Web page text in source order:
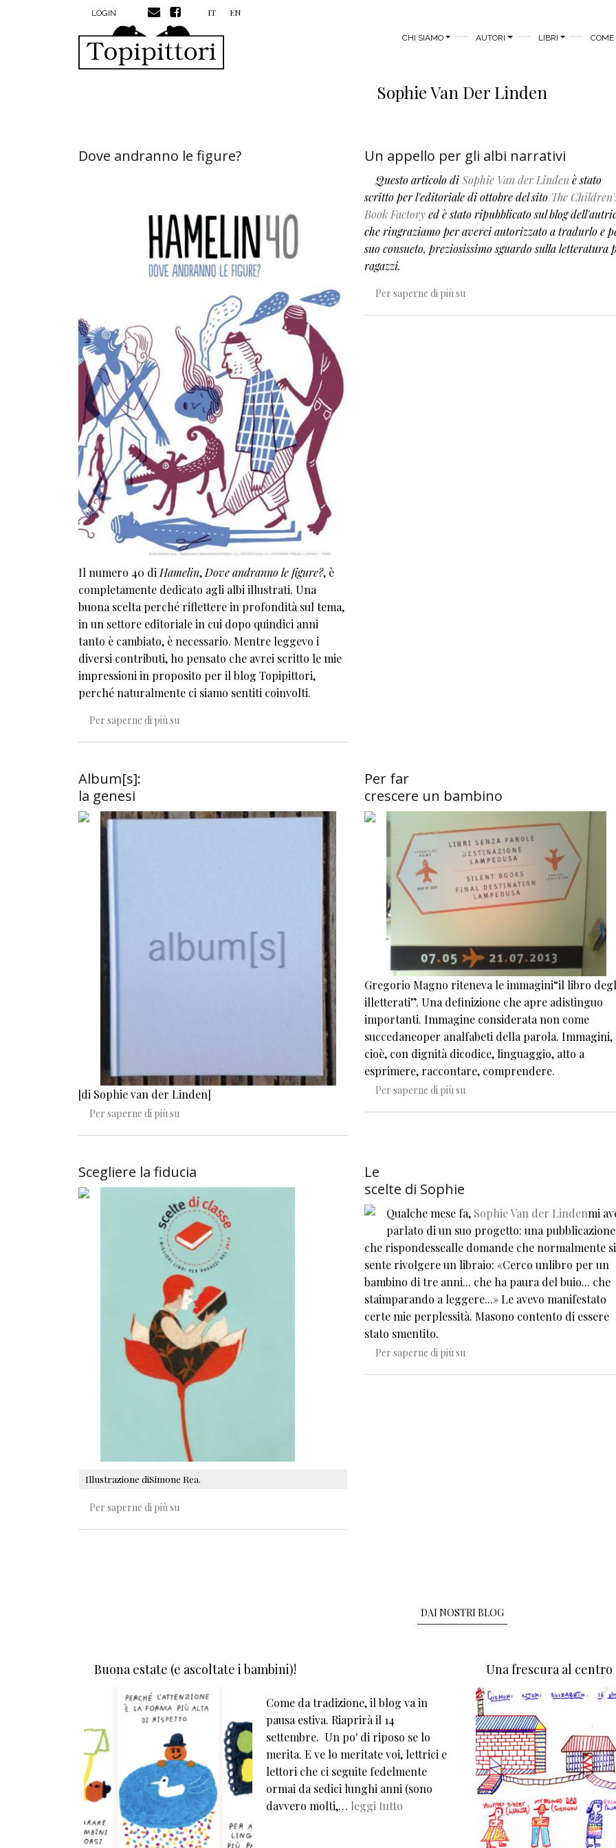
Salta al contenuto principale
MENU PROFILO UTENTE
LOGIN IT EN
MAIN MENU
CHI SIAMO AUTORI LIBRI COME
Sophie Van Der Linden
Dove andranno le figure?
Il numero 40 di Hamelin, Dove andranno le figure?, è
completamente dedicato agli albi illustrati. Una
buona scelta perché riflettere in profondità sul tema,
in un settore editoriale in cui dopo quindici anni
tanto è cambiato, è necessario. Mentre leggevo i
diversi contributi, ho pensato che avrei scritto le mie
impressioni in proposito per il blog Topipittori,
perché naturalmente ci siamo sentiti coinvolti.
Per saperne di più su
Un appello per gli albi narrativi
Questo articolo diSophie Van der Lindenè stato
scritto per l'editoriale di ottobre del sito The
Book Factoryed è stato ripubblicato sul blog
che ringraziamo per averci autorizzato a tradurlo e
suo consueto, preziosissimo sguardo sulla letteratura
ragazzi.
Per saperne di più suUn appello per gli albi narrativi
Album[s]:
la genesi
[di Sophie van der Linden]
Per saperne di più su
Per far
crescere un bambino
Gregorio Magno riteneva le immagini“il libro
illetterati”. Una definizione che apre adistinguo
importanti. Immagine considerata non come
succedaneoper analfabeti della parola. Immagini,
cioè, con dignità dicodice, linguaggio, atto a
esprimere, raccontare, comprendere.
Per saperne di più suPer far crescere un bambino
Scegliere la fiducia
Illustrazione diSimone Rea.
Per saperne di più su
Le
scelte di Sophie
Qualche mese fa, Sophie Van der Lindenmi
parlato di un suo progetto: una pubblicazione
che rispondessealle domande che normalmente si
sente rivolgere un libraio: «Cerco unlibro per un
bambino di tre anni... che ha paura del buio... che
staimparando a leggere...» Le avevo manifestato
certe mie perplessità. Masono contento di essere
stato smentito.
Per saperne di più suLe scelte di Sophie
DAI NOSTRI BLOG
Buona estate (e ascoltate i bambini)!
Come da tradizione, il blog va in
pausa estiva. Riaprirà il 14
settembre. Un po' di riposo se lo
merita. E ve lo meritate voi, lettrici e
lettori che ci seguite fedelmente
ormai da sedici lunghi anni (sono
davvero molti,… leggi tutto
Una frescura al